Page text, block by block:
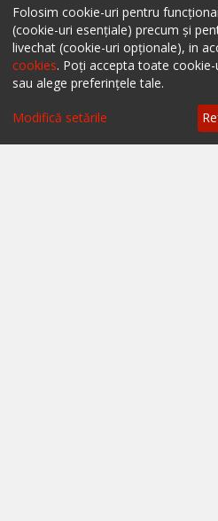
A.N.P.C.
Setări
Restaurante
Folosim cookie-uri pentru
(cookie-uri esențiale) precum și
livechat (cookie-uri opționale), in
cookies. Poți accepta toate
sau alege preferințele tale.
Modifică setările